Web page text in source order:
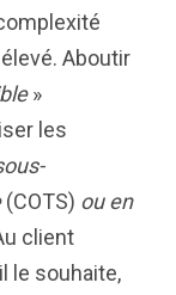
Aboutir
»
les
(COTS) ou en
client
le souhaite,